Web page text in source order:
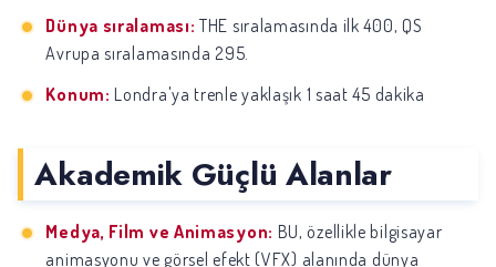
Dünya sıralaması: THE sıralamasında ilk 400, QS
Avrupa sıralamasında 295.
Konum: Londra'ya trenle yaklaşık 1 saat 45 dakika
Akademik Güçlü Alanlar
Medya, Film ve Animasyon: BU, özellikle bilgisayar
animasyonu ve görsel efekt (VFX) alanında dünya